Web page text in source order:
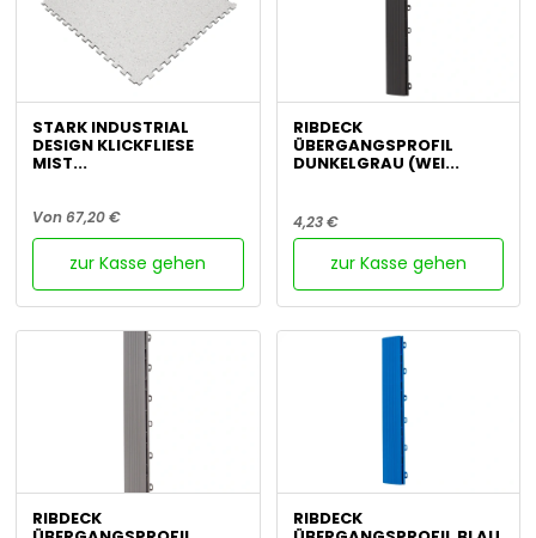
STARK INDUSTRIAL
DESIGN KLICKFLIESE
MIST...
Von 67,20 €
zur Kasse gehen
RIBDECK
ÜBERGANGSPROFIL
DUNKELGRAU (WEI...
4,23 €
zur Kasse gehen
RIBDECK RIBDECK